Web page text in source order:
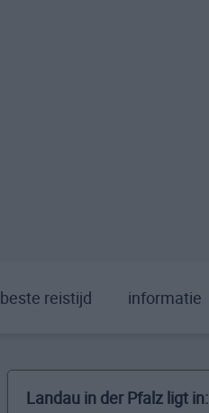
beste reistijd informatie
Landau in der Pfalz ligt in: